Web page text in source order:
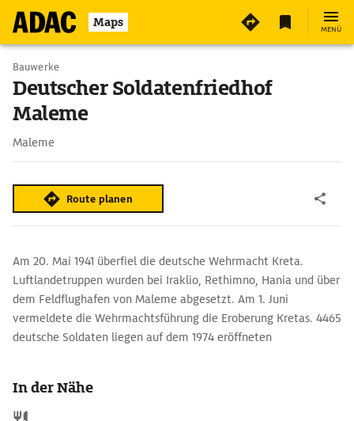
Maps MENÜ
Bauwerke
Deutscher Soldatenfriedhof
Maleme
Maleme
Route planen
Am 20. Mai 1941 überfiel die deutsche Wehrmacht Kreta.
Luftlandetruppen wurden bei Iraklio, Rethimno, Hania und über
dem Feldflughafen von Maleme abgesetzt. Am 1. Juni
vermeldete die Wehrmachtsführung die Eroberung Kretas. 4465
deutsche Soldaten liegen auf dem 1974 eröffneten
Dienstgrad der Gefallenen, eine kleine Ausstellung im offenen
Foyer des Friedhofs erinnert an das Geschehen im Mai 1941.
In der Nähe